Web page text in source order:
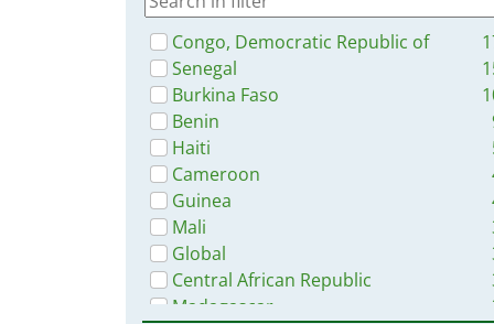
Congo, Democratic Republic of
Senegal
Burkina Faso
Benin
Haiti
Cameroon
Guinea
Mali
Global
Central African Republic
Madagascar